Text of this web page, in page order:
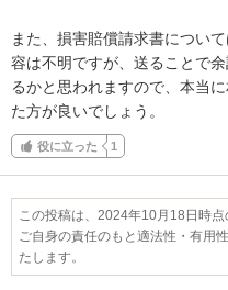
また、損害賠償請求書につい
容は不明ですが、送ることで
るかと思われますので、本当
た方が良いでしょう。
役に立った 1
この投稿は、2024年10月18日時点
ご自身の責任のもと適法性・有用
たします。